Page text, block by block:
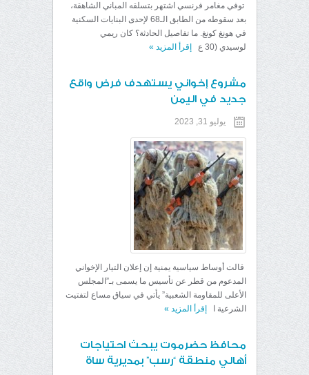
توفي مغامر فرنسي اشتهر بتسلقه المباني الشاهقة،
بعد سقوطه من الطابق الـ68 لإحدى البنايات السكنية
في هونغ كونغ. ما تفاصيل الحادثة؟ كان ريمي
لوسيدي (30 ع
إقرأ المزيد »
مشروع إخواني يستهدف فرض واقع
جديد في اليمن
يوليو 31, 2023
قالت أوساط سياسية يمنية إن إعلان التيار الإخواني
المدعوم من قطر عن تأسيس ما يسمى بـ”المجلس
الأعلى للمقاومة الشعبية” يأتي في سياق مساع لتفتيت
الشرعية ا
إقرأ المزيد »
محافظ حضرموت يبحث احتياجات
أهالي منطقة “رسب” بمديرية ساة